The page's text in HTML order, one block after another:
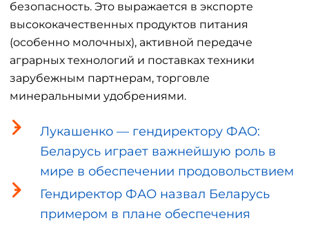
безопасность. Это выражается в экспорте
высококачественных продуктов питания
(особенно молочных), активной передаче
аграрных технологий и поставках техники
зарубежным партнерам, торговле
минеральными удобрениями.
Лукашенко — гендиректору ФАО:
Беларусь играет важнейшую роль в
мире в обеспечении продовольствием
Гендиректор ФАО назвал Беларусь
примером в плане обеспечения